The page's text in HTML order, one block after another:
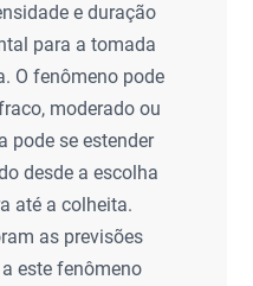
e duração
para a tomada
O fenômeno pode
moderado ou
pode se estender
desde a escolha
até a colheita.
as previsões
este fenômeno